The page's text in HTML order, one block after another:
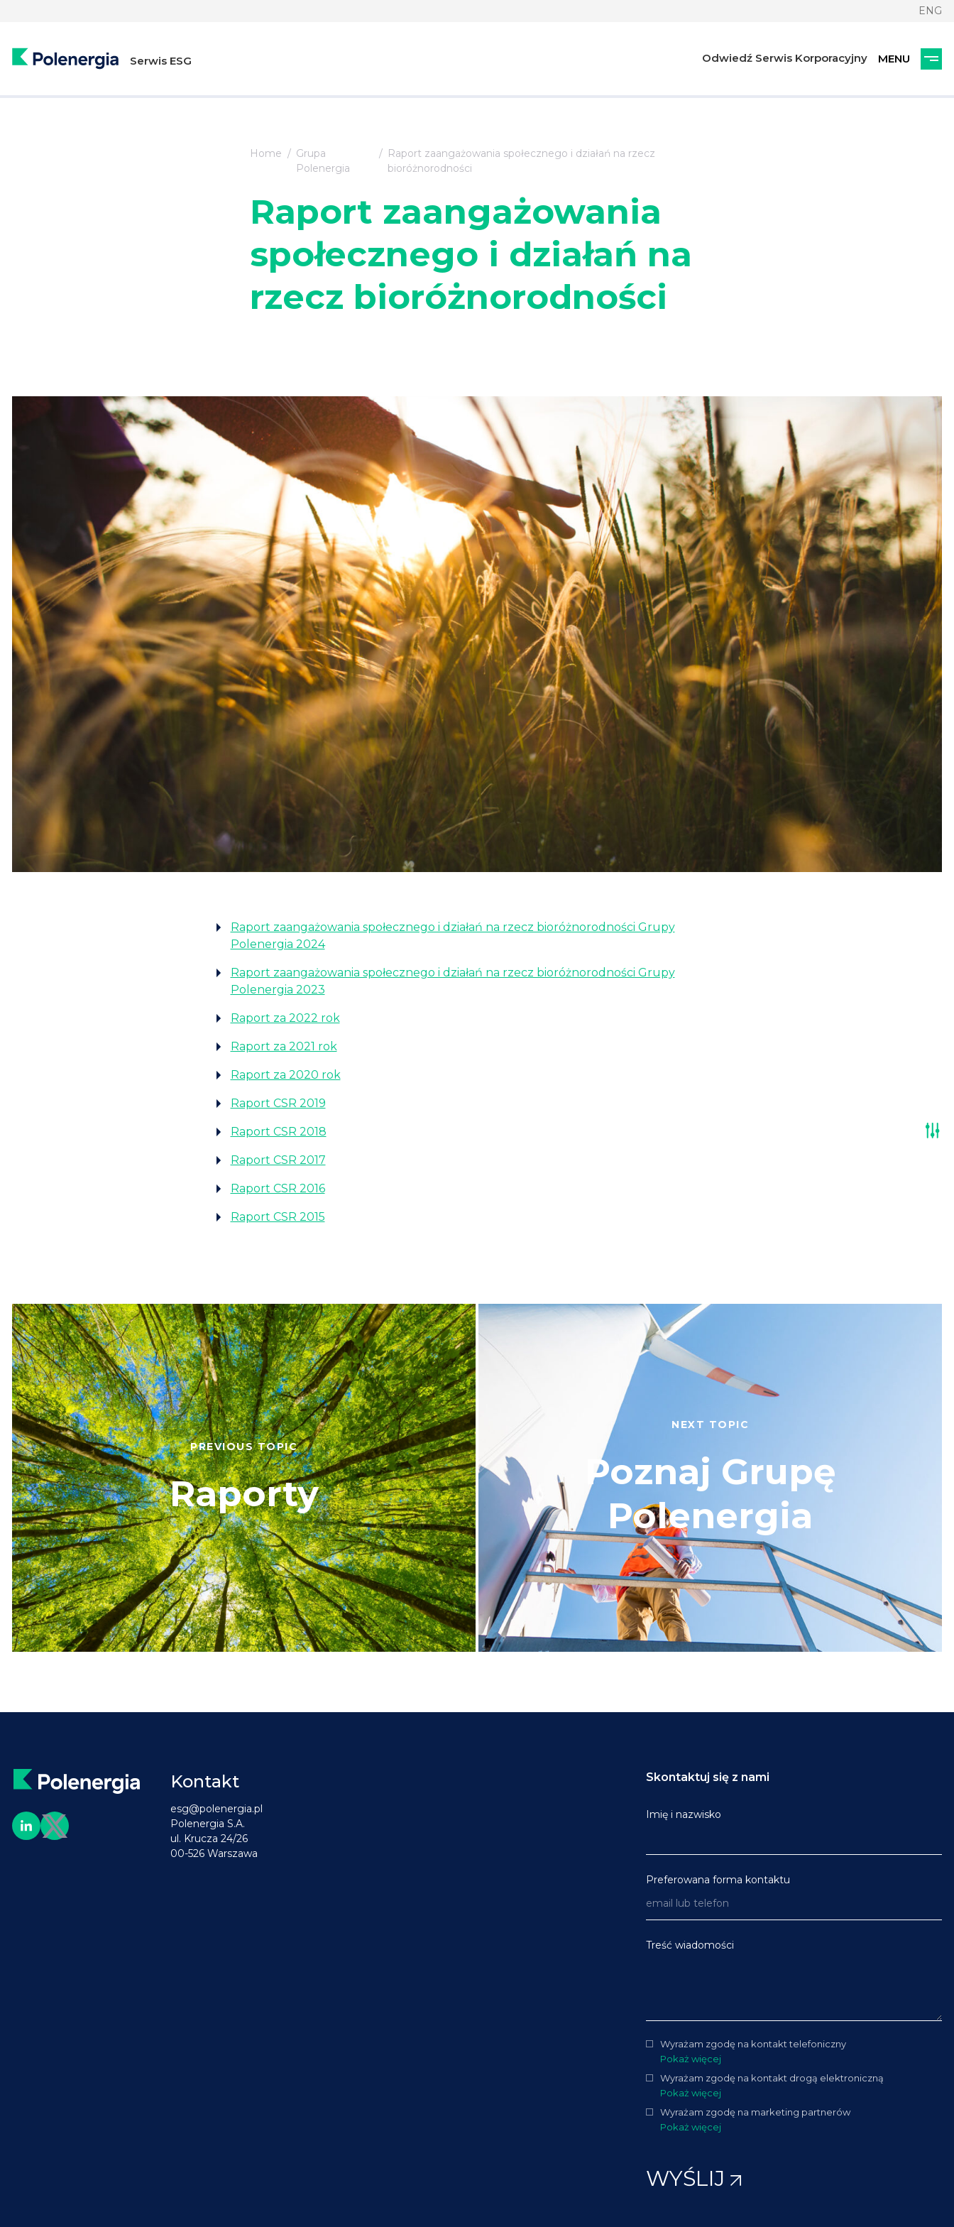
ENG
Serwis ESG Odwiedź Serwis Korporacyjny
Home
Grupa
Polenergia
Raport zaangażowania społecznego i działań na rzecz
bioróżnorodności
Raport zaangażowania
społecznego i działań na
rzecz bioróżnorodności
Raport zaangażowania społecznego i działań na rzecz bioróżnorodności Grupy
Polenergia 2024
Raport zaangażowania społecznego i działań na rzecz bioróżnorodności Grupy
Polenergia 2023
Raport za 2022 rok
Raport za 2021 rok
Raport za 2020 rok
Raport CSR 2019
Raport CSR 2018
Raport CSR 2017
Raport CSR 2016
Raport CSR 2015
PREVIOUS TOPIC
Raporty
NEXT TOPIC
Poznaj Grupę
Polenergia
Kontakt
esg@polenergia.pl
Polenergia S.A.
ul. Krucza 24/26
00-526 Warszawa
Skontaktuj się z nami
Imię i nazwisko
Preferowana forma kontaktu
Treść wiadomości
Wyrażam zgodę na kontakt telefoniczny
Pokaż więcej
Wyrażam zgodę na kontakt drogą elektroniczną
Pokaż więcej
Wyrażam zgodę na marketing partnerów
Pokaż więcej
WYŚLIJ